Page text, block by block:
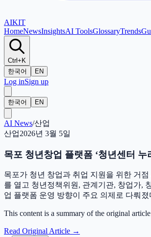
AIKIT
HomeNewsInsightsAI ToolsGlossaryTrends
Ctrl+K
한국어
EN
Log inSign up
한국어 EN
AI News/산업
산업2026년 3월 5일
목포 청년창업 플랫폼 ‘청년센터 누
목포가 청년 창업과 취업 지원을 위한 거
를 열고 청년정책위원, 관계기관, 창업가,
업 플랫폼 운영 방향이 주요 의제로 다뤄
This content is a summary of the original
Read Original Article →